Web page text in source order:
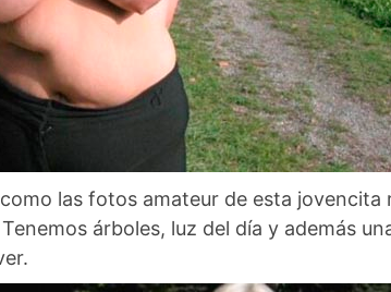
las fotos amateur de esta
árboles, luz del día y además